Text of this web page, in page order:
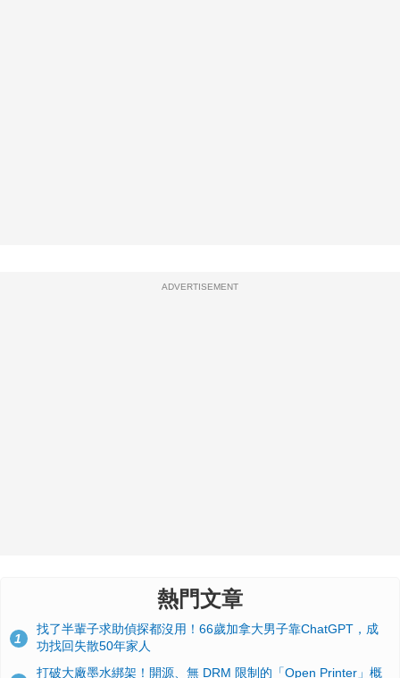
ADVERTISEMENT
熱門文章
1
找了半輩子求助偵探都沒用！66歲加拿大男子靠ChatGPT，成
功找回失散50年家人
打破大廠墨水綁架！開源、無 DRM 限制的「Open Printer」概